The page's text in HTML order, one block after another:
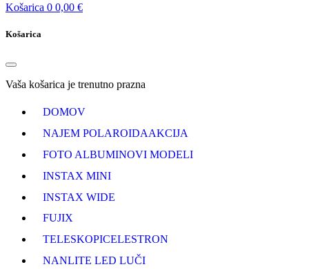
Košarica 0 0,00 €
Košarica
Vaša košarica je trenutno prazna
DOMOV
NAJEM POLAROIDAAKCIJA
FOTO ALBUMINOVI MODELI
INSTAX MINI
INSTAX WIDE
FUJIX
TELESKOPICELESTRON
NANLITE LED LUČI